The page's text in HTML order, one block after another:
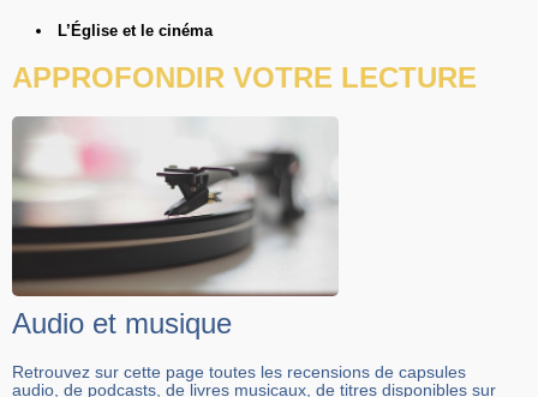
L’Église et le cinéma
APPROFONDIR VOTRE LECTURE
Audio et musique
Retrouvez sur cette page toutes les recensions de capsules
audio, de podcasts, de livres musicaux, de titres disponibles sur